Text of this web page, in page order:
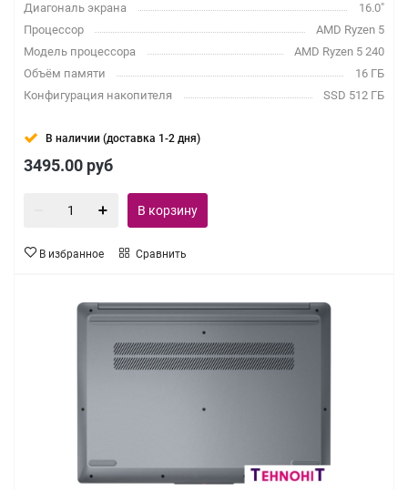
Диагональ экрана
16.0"
Процессор
AMD Ryzen 5
Модель процессора
AMD Ryzen 5 240
Объём памяти
16 ГБ
Конфигурация накопителя
SSD 512 ГБ
В наличии (доставка 1-2 дня)
3495.00 руб
В корзину
В избранное Сравнить